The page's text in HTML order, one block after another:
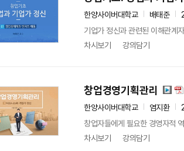
한양사이버대학교 배태준
기업가 정신과 관련된 이해관계
차시보기
강의담기
창업경영기획관리
한양사이버대학교 염지환
창업자들에게 필요한 경영자적
차시보기
강의담기